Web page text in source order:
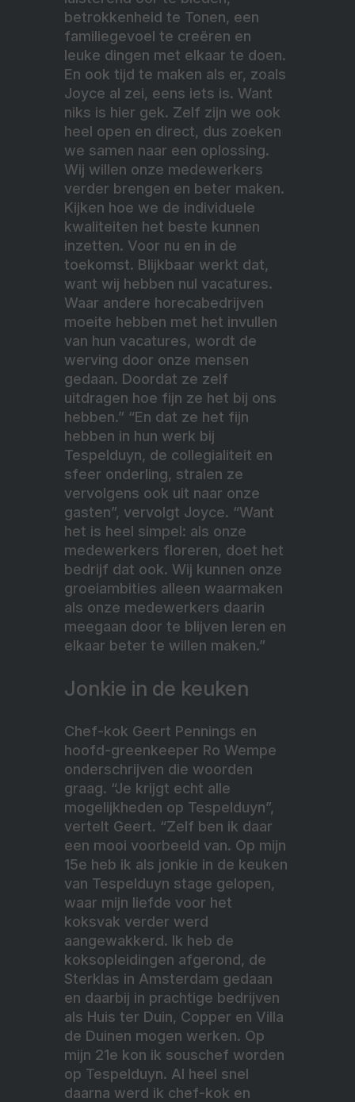
betrokkenheid te Tonen, een
familiegevoel te creëren en
leuke dingen met elkaar te doen.
En ook tijd te maken als er, zoals
Joyce al zei, eens iets is. Want
niks is hier gek. Zelf zijn we ook
heel open en direct, dus zoeken
we samen naar een oplossing.
Wij willen onze medewerkers
verder brengen en beter maken.
Kijken hoe we de individuele
kwaliteiten het beste kunnen
inzetten. Voor nu en in de
toekomst. Blijkbaar werkt dat,
want wij hebben nul vacatures.
Waar andere horecabedrijven
moeite hebben met het invullen
van hun vacatures, wordt de
werving door onze mensen
gedaan. Doordat ze zelf
uitdragen hoe fijn ze het bij ons
hebben.” “En dat ze het fijn
hebben in hun werk bij
Tespelduyn, de collegialiteit en
sfeer onderling, stralen ze
vervolgens ook uit naar onze
gasten”, vervolgt Joyce. “Want
het is heel simpel: als onze
medewerkers floreren, doet het
bedrijf dat ook. Wij kunnen onze
groeiambities alleen waarmaken
als onze medewerkers daarin
meegaan door te blijven leren en
elkaar beter te willen maken.”
Jonkie in de keuken
Chef-kok Geert Pennings en
hoofd-greenkeeper Ro Wempe
onderschrijven die woorden
graag. “Je krijgt echt alle
mogelijkheden op Tespelduyn”,
vertelt Geert. “Zelf ben ik daar
een mooi voorbeeld van. Op mijn
15e heb ik als jonkie in de keuken
van Tespelduyn stage gelopen,
waar mijn liefde voor het
koksvak verder werd
aangewakkerd. Ik heb de
koksopleidingen afgerond, de
Sterklas in Amsterdam gedaan
en daarbij in prachtige bedrijven
als Huis ter Duin, Copper en Villa
de Duinen mogen werken. Op
mijn 21e kon ik souschef worden
op Tespelduyn. Al heel snel
daarna werd ik chef-kok en